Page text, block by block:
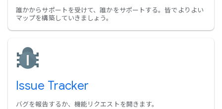
誰かからサポートを受けて、誰かをサポートする。皆でよりよい
マップを構築していきましょう。
Issue Tracker
バグを報告するか、機能リクエストを開きます。